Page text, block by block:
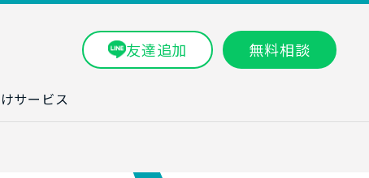
友達追加 無料相談
サービス